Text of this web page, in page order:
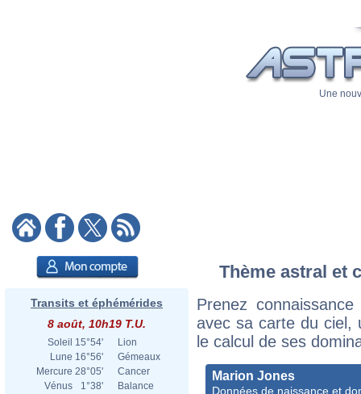
Une
Transits et éphémérides
8 août, 10h19 T.U.
Soleil 15°54'
Lion
Lune 16°56'
Gémeaux
Mercure 28°05'
Cancer
Vénus
1°38'
Balance
Thème astral et
Prenez
avec sa carte du ciel,
le calcul de ses
Marion Jones
Données de naissance et